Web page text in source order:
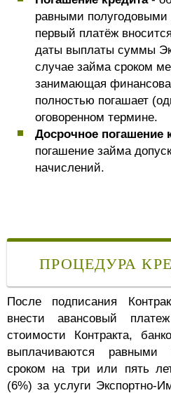
равными
первый платёж
даты выплаты суммы
случае займа сроком
занимающая
полностью погашает
оговоренном термине.
Досрочное погашение
погашение займа
начислений.
ПРОЦЕДУРА
После подписания
внести авансовый
стоимости Контракта,
выплачиваются равными
сроком на три или пять
(6%) за услуги Экспортно-